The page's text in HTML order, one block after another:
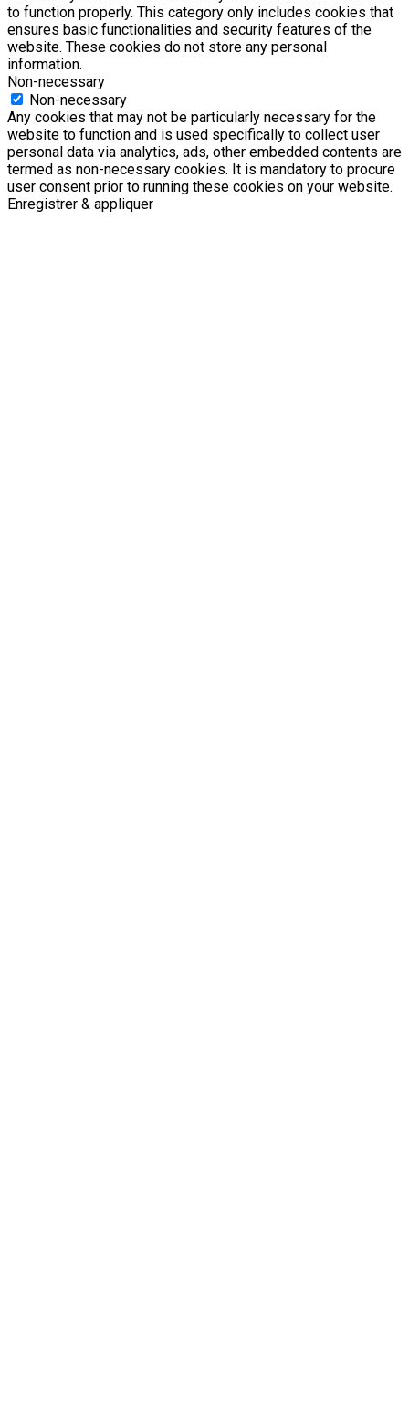
to function properly. This category only includes cookies that
ensures basic functionalities and security features of the
website. These cookies do not store any personal
information.
Non-necessary
Non-necessary
Any cookies that may not be particularly necessary for the
website to function and is used specifically to collect user
personal data via analytics, ads, other embedded contents are
termed as non-necessary cookies. It is mandatory to procure
user consent prior to running these cookies on your website.
Enregistrer & appliquer